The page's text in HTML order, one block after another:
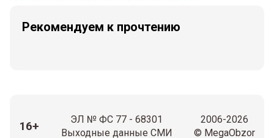
Рекомендуем к прочтению
16+
ЭЛ № ФС 77 - 68301
Выходные данные СМИ
2006-2026
© MegaObzor